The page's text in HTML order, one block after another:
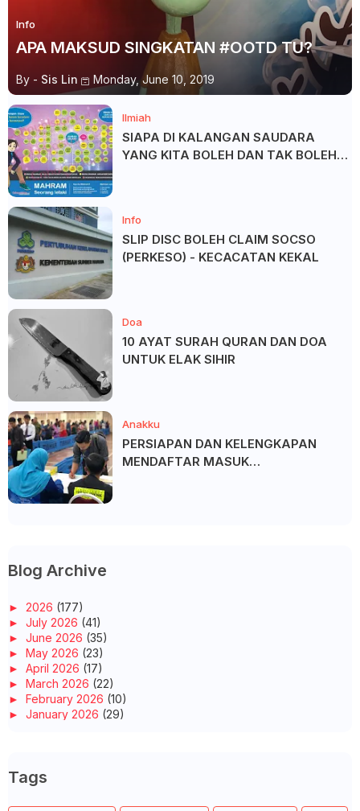
Info
APA MAKSUD SINGKATAN #OOTD TU?
By - Sis Lin Monday, June 10, 2019
Ilmiah
SIAPA DI KALANGAN SAUDARA
YANG KITA BOLEH DAN TAK BOLEH
Info
SLIP DISC BOLEH CLAIM SOCSO
(PERKESO) - KECACATAN KEKAL
Doa
10 AYAT SURAH QURAN DAN DOA
UNTUK ELAK SIHIR
Anakku
PERSIAPAN DAN KELENGKAPAN
MENDAFTAR MASUK
Blog Archive
► 2026 (177)
► July 2026 (41)
► June 2026 (35)
► May 2026 (23)
► April 2026 (17)
► March 2026 (22)
► February 2026 (10)
► January 2026 (29)
►October 2025
September 2025
►August 2025(6)
Tags